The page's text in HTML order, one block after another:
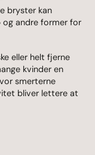
bryster kan
andre former for
eller helt fjerne
kvinder en
smerterne
bliver lettere at